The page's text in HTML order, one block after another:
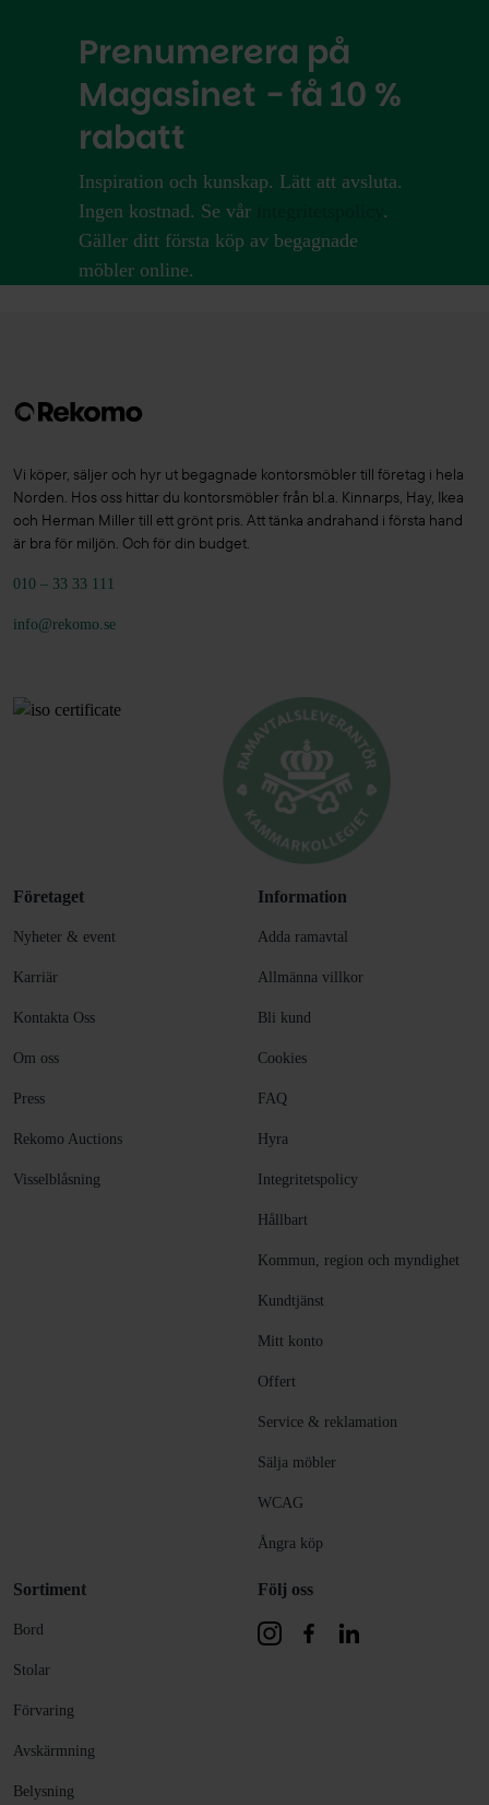
Prenumerera på
Magasinet - få 10 %
rabatt
Inspiration och kunskap. Lätt att avsluta.
Ingen kostnad. Se vår
.
Gäller ditt första köp av begagnade
möbler online.
Vi köper, säljer och hyr ut begagnade kontorsmöbler till företag i hela
Norden. Hos oss hittar du kontorsmöbler från bl.a. Kinnarps, Hay, Ikea
och Herman Miller till ett grönt pris. Att tänka andrahand i första hand
är bra för miljön. Och för din budget.
010 – 33 33 111
info@rekomo.se
Företaget
Nyheter & event
Karriär
Kontakta Oss
Om oss
Press
Rekomo Auctions
Visselblåsning
Information
Adda ramavtal
Allmänna villkor
Bli kund
Cookies
FAQ
Hyra
Integritetspolicy
Hållbart
Kommun, region och myndighet
Kundtjänst
Mitt konto
Offert
Service & reklamation
Sälja möbler
WCAG
Ångra köp
Sortiment
Bord
Stolar
Förvaring
Avskärmning
Belysning
Följ oss